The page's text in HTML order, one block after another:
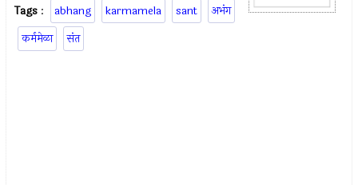
Tags : abhang karmamela sant
अभंग
कर्ममेळा
संत